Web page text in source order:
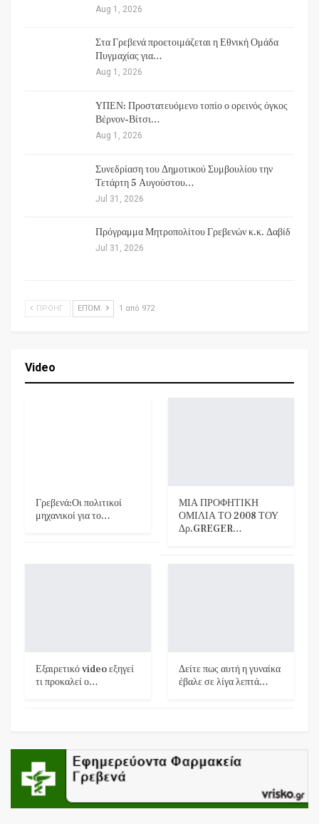
Aug 1, 2026
Στα Γρεβενά προετοιμάζεται η Εθνική Ομάδα
Πυγμαχίας για…
Aug 1, 2026
ΥΠΕΝ: Προστατευόμενο τοπίο ο ορεινός όγκος
Βέρνον-Βίτσι…
Aug 1, 2026
Συνεδρίαση του Δημοτικού Συμβουλίου την
Τετάρτη 5 Αυγούστου…
Jul 31, 2026
Πρόγραμμα Μητροπολίτου Γρεβενών κ.κ. Δαβίδ
Jul 31, 2026
ΠΡΟΗΓ. ΕΠΌΜ. 1 από 972
Video
Γρεβενά:Οι πολιτικοί
μηχανικοί για το…
ΜΙΑ ΠΡΟΦΗΤΙΚΗ
ΟΜΙΛΙΑ ΤΟ 2008 ΤΟΥ
Δρ.GREGER…
Εξαιρετικό video εξηγεί
τι προκαλεί ο…
Δείτε πως αυτή η γυναίκα
έβαλε σε λίγα λεπτά…